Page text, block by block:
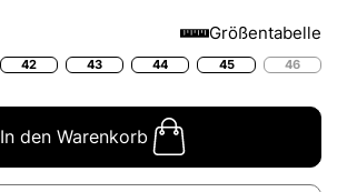
Größentabelle
42 43 44 45 46
In den Warenkorb